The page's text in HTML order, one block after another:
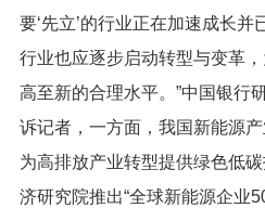
要‘先立’的行业正在加速成长并
行业也应逐步启动转型与变革
高至新的合理水平。”中国银行
诉记者，一方面，我国新能源
为高排放产业转型提供绿色低
济研究院推出“全球新能源企业